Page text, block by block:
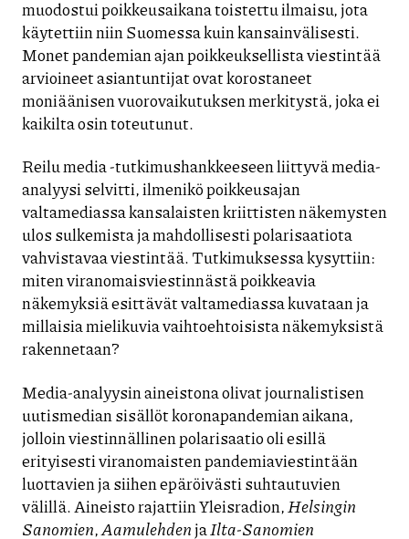
muodostui poikkeusaikana toistettu ilmaisu, jota
käytettiin niin Suomessa kuin kansainvälisesti.
Monet pandemian ajan poikkeuksellista viestintää
arvioineet asiantuntijat ovat korostaneet
moniäänisen vuorovaikutuksen merkitystä, joka ei
kaikilta osin toteutunut.
Reilu media -tutkimushankkeeseen liittyvä media-
analyysi selvitti, ilmenikö poikkeusajan
valtamediassa kansalaisten kriittisten näkemysten
ulos sulkemista ja mahdollisesti polarisaatiota
vahvistavaa viestintää. Tutkimuksessa kysyttiin:
miten viranomaisviestinnästä poikkeavia
näkemyksiä esittävät valtamediassa kuvataan ja
millaisia mielikuvia vaihtoehtoisista näkemyksistä
rakennetaan?
Media-analyysin aineistona olivat journalistisen
uutismedian sisällöt koronapandemian aikana,
jolloin viestinnällinen polarisaatio oli esillä
erityisesti viranomaisten pandemiaviestintään
luottavien ja siihen epäröivästi suhtautuvien
välillä. Aineisto rajattiin Yleisradion,Helsingin
Sanomien,AamulehdenjaIlta-Sanomien